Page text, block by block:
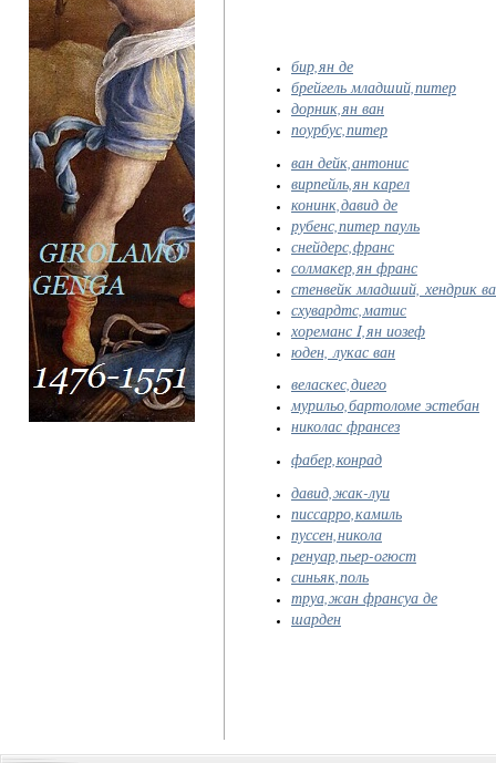
бир,ян де
брейгель младший,питер
дорник,ян ван
поурбус,питер
ван дейк,антонис
вирпейль,ян карел
конинк,давид де
рубенс,питер пауль
снейдерс,франс
солмакер,ян франс
стенвейк младший, хендрик
схувардтс,матис
хореманс I,ян иозеф
юден, лукас ван
веласкес,диего
мурильо,бартоломе эстебан
николас франсез
фабер,конрад
давид,жак-луи
писсарро,камиль
пуссен,никола
ренуар,пьер-огюст
синьяк,поль
труа,жан франсуа де
шарден